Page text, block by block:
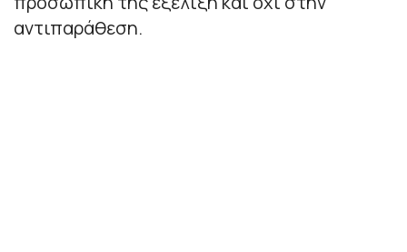
αντιπαράθεση.